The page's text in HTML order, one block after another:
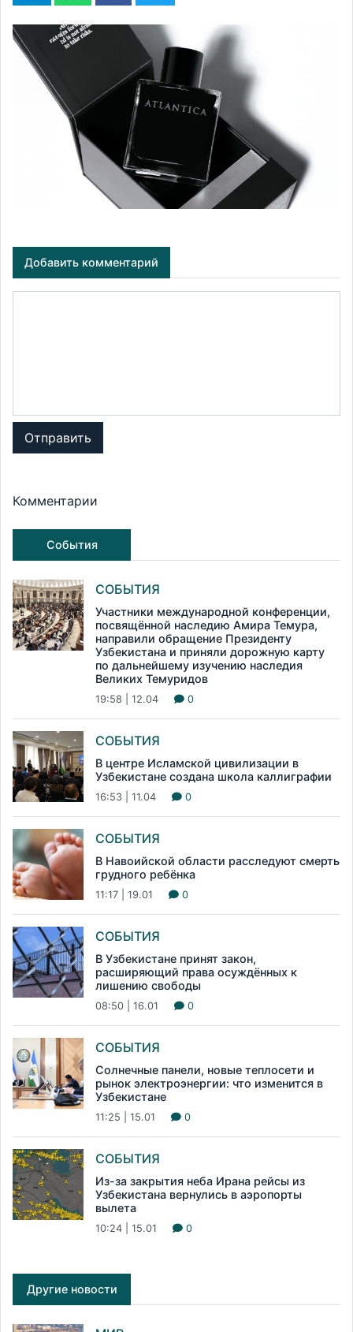
Добавить комментарий
Отправить
Комментарии
События
СОБЫТИЯ
Участники международной конференции,
посвящённой наследию Амира Темура,
направили обращение Президенту
Узбекистана и приняли дорожную карту
по дальнейшему изучению наследия
Великих Темуридов
19:58 | 12.04 0
СОБЫТИЯ
В центре Исламской цивилизации в
Узбекистане создана школа каллиграфии
16:53 | 11.04 0
СОБЫТИЯ
В Навоийской области расследуют смерть
грудного ребёнка
11:17 | 19.01 0
СОБЫТИЯ
В Узбекистане принят закон,
расширяющий права осуждённых к
лишению свободы
08:50 | 16.01 0
СОБЫТИЯ
Солнечные панели, новые теплосети и
рынок электроэнергии: что изменится в
Узбекистане
11:25 | 15.01 0
СОБЫТИЯ
Из-за закрытия неба Ирана рейсы из
Узбекистана вернулись в аэропорты
вылета
10:24 | 15.01 0
Другие новости